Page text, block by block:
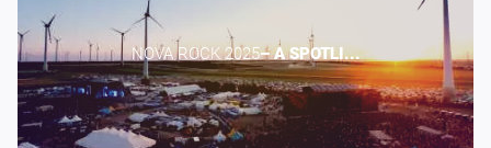
NOVA ROCK 2025​– A SPOTLI...